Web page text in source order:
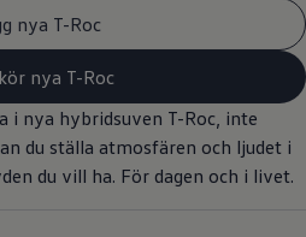
nya T-Roc
nya T-Roc
i nya hybridsuven T-Roc, inte
du ställa atmosfären och ljudet i
du vill ha. För dagen och i livet.